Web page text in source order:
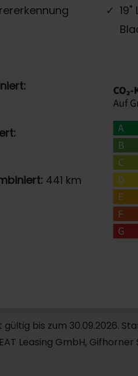
441 km
bis zum 30.09.2026.
Leasing GmbH, Gifhorner